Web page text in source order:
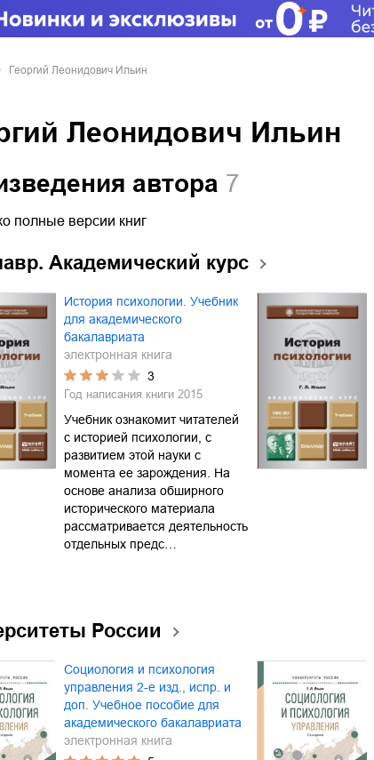
Георгий Леонидович Ильин
Леонидович Ильин
автора 7
полные версии книг
Академический курс
История психологии. Учебник
для академического
бакалавриата
электронная книга
3
Год написания книги 2015
Учебник ознакомит читателей
с историей психологии, с
развитием этой науки с
момента ее зарождения. На
основе анализа обширного
исторического материала
рассматривается деятельность
отдельных предс…
России
Социология и психология
управления 2-е изд., испр. и
доп. Учебное пособие для
академического бакалавриата
электронная книга